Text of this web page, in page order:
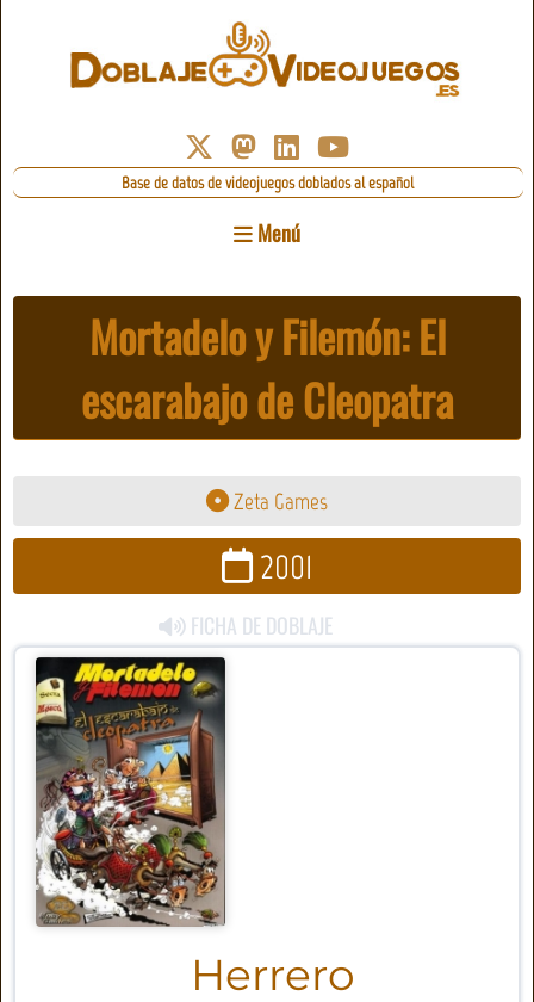
Base de datos de videojuegos doblados al español
Menú
Mortadelo y Filemón: El
escarabajo de Cleopatra
Zeta Games
2001
FICHA DE DOBLAJE
Herrero